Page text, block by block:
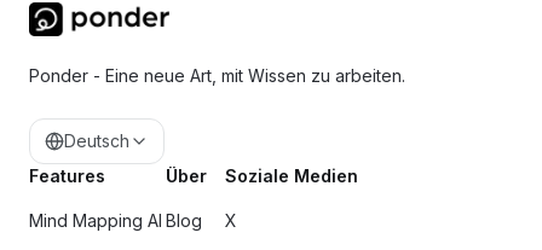
Ponder - Eine neue Art, mit Wissen zu arbeiten.
Deutsch
Features
Mind Mapping AI
Über
Blog
Soziale Medien
X